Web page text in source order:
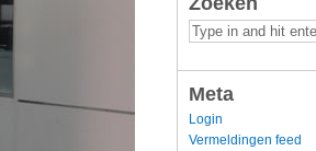
Meta
Login
Vermeldingen feed